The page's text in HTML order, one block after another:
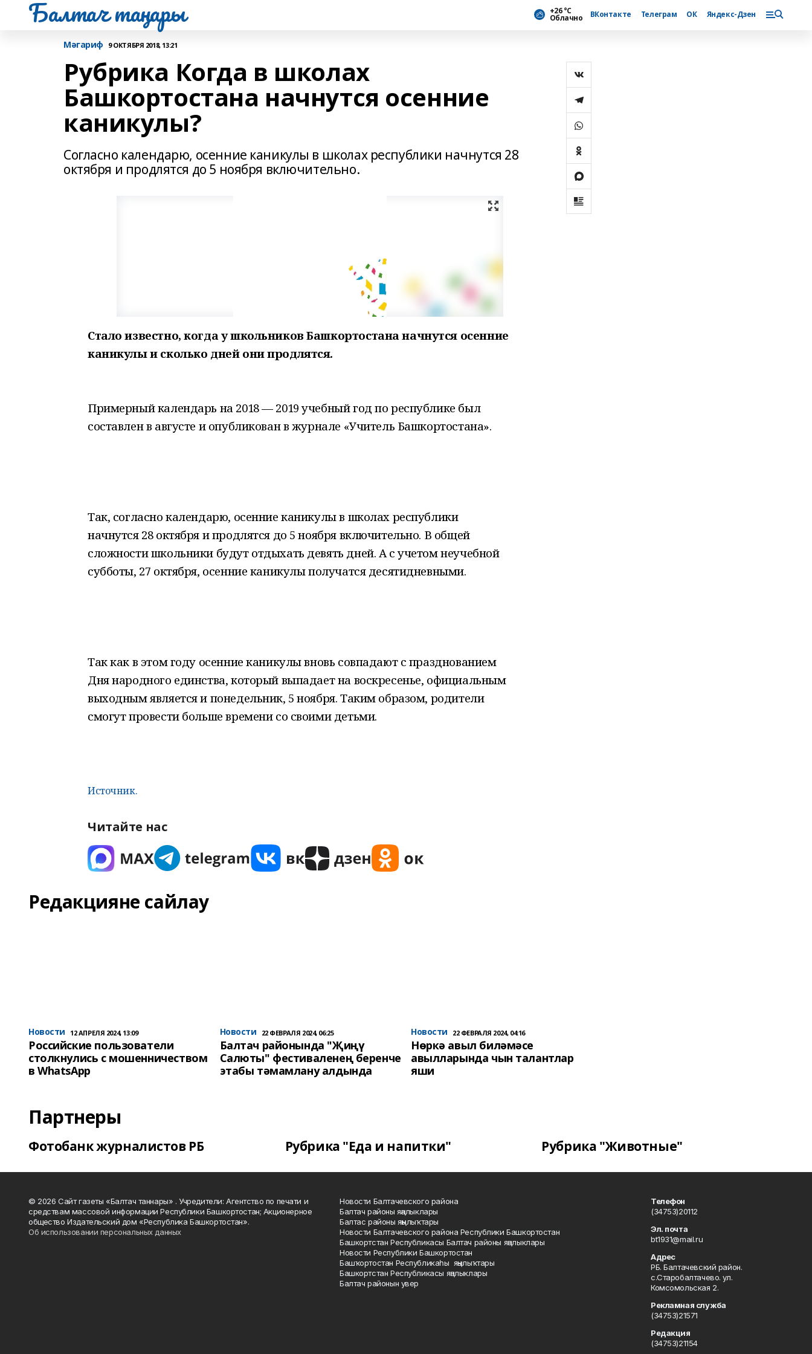
Балтач таңнары +26 °С
Облачно ВКонтакте Телеграм ОК Яндекс-Дзен
Мәгариф 9 ОКТЯБРЯ 2018, 13:21
Рубрика Когда в школах
Башкортостана начнутся осенние
каникулы?
Согласно календарю, осенние каникулы в школах республики начнутся 28
октября и продлятся до 5 ноября включительно.
Стало известно, когда у школьников Башкортостана начнутся осенние
каникулы и сколько дней они продлятся.
Примерный календарь на 2018 — 2019 учебный год по республике был
составлен в августе и опубликован в журнале «Учитель Башкортостана».
Так, согласно календарю, осенние каникулы в школах республики
начнутся 28 октября и продлятся до 5 ноября включительно. В общей
сложности школьники будут отдыхать девять дней. А с учетом неучебной
субботы, 27 октября, осенние каникулы получатся десятидневными.
Так как в этом году осенние каникулы вновь совпадают с празднованием
Дня народного единства, который выпадает на воскресенье, официальным
выходным является и понедельник, 5 ноября. Таким образом, родители
смогут провести больше времени со своими детьми.
Источник.
Читайте нас
Редакцияне сайлау
Новости 12 АПРЕЛЯ 2024, 13:09
Российские пользователи
столкнулись с мошенничеством
в WhatsApp
Новости 22 ФЕВРАЛЯ 2024, 06:25
Балтач районында "Җиңү
Салюты" фестиваленең беренче
этабы тәмамлану алдында
Новости 22 ФЕВРАЛЯ 2024, 04:16
Нөркә авыл биләмәсе
авылларында чын талантлар
яши
Партнеры
Фотобанк журналистов РБ Рубрика "Еда и напитки" Рубрика "Животные"
© 2026 Сайт газеты «Балтач таннары» . Учредители: Агентство по печати и
средствам массовой информации Республики Башкортостан; Акционерное
общество Издательский дом «Республика Башкортостан».
Об использовании персональных данных
Новости Балтачевского района
Балтач районы яңалыклары
Балтас районы яңылыҡтары
Новости Балтачевского района Республики Башкортостан
Башкортстан Республикасы Балтач районы яңалыклары
Новости Республики Башкортостан
Башҡортостан Республикаһы яңылыҡтары
Башкортстан Республикасы яңалыклары
Балтач районын увер
Телефон
(34753)20112
Эл. почта
bt1931@mail.ru
Адрес
РБ. Балтачевский район.
с.Старобалтачево. ул.
Комсомольская 2.
Рекламная служба
(34753)21571
Редакция
(34753)21154